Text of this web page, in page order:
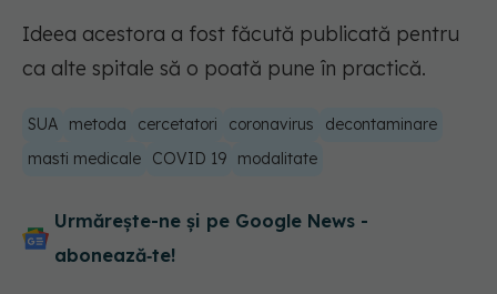
Ideea acestora a fost făcută publicată pentru
ca alte spitale să o poată pune în practică.
SUA metoda cercetatori coronavirus
decontaminare
masti medicale
COVID 19 modalitate
Urmărește-ne și pe Google News -
abonează‑te!